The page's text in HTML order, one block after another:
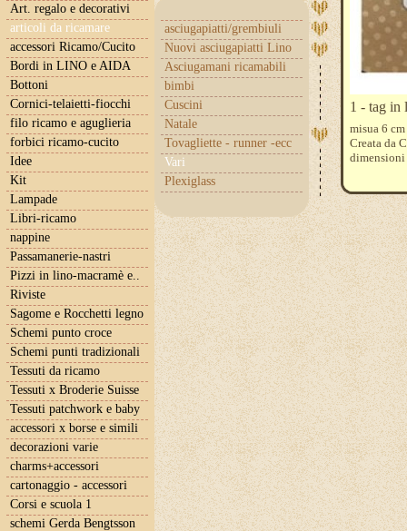
Art. regalo e decorativi
articoli da ricamare
asciugapiatti/grembiuli
Nuovi asciugapiatti Lino
Asciugamani ricamabili
bimbi
Cuscini
Natale
Tovagliette - runner -ecc
Vari
Plexiglass
accessori Ricamo/Cucito
Bordi in LINO e AIDA
Bottoni
Cornici-telaietti-fiocchi
filo ricamo e aguglieria
forbici ricamo-cucito
Idee
Kit
Lampade
Libri-ricamo
nappine
Passamanerie-nastri
Pizzi in lino-macramè e..
Riviste
Sagome e Rocchetti legno
Schemi punto croce
Schemi punti tradizionali
Tessuti da ricamo
Tessuti x Broderie Suisse
Tessuti patchwork e baby
accessori x borse e simili
decorazioni varie
charms+accessori
cartonaggio - accessori
Corsi e scuola 1
schemi Gerda Bengtsson
1 - tag in
misua 6
Creata da
dimensioni